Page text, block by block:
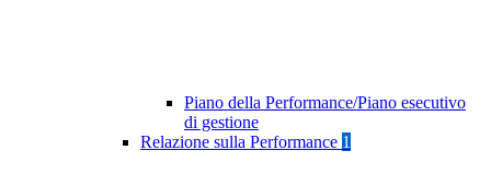
Piano della Performance/Piano esecutivo
di gestione
Relazione sulla Performance 1